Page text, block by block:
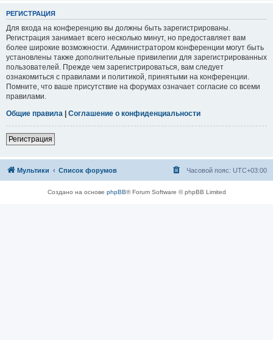
РЕГИСТРАЦИЯ
Для входа на конференцию вы должны быть зарегистрированы.
Регистрация занимает всего несколько минут, но предоставляет вам
более широкие возможности. Администратором конференции могут быть
установлены также дополнительные привилегии для зарегистрированных
пользователей. Прежде чем зарегистрироваться, вам следует
ознакомиться с правилами и политикой, принятыми на конференции.
Помните, что ваше присутствие на форумах означает согласие со всеми
правилами.
Общие правила | Соглашение о конфиденциальности
Регистрация
Мультики Список форумов Часовой пояс: UTC+03:00
Создано на основе phpBB® Forum Software © phpBB Limited